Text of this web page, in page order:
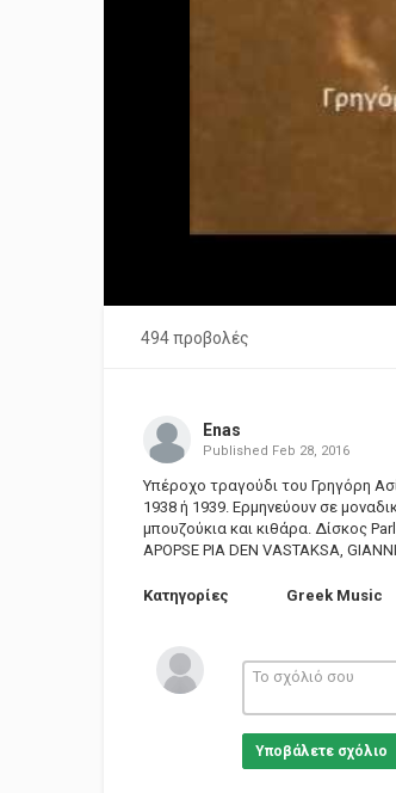
494 προβολές
Enas
Published Feb 28, 2016
Υπέροχο τραγούδι του Γρηγόρη
1938 ή 1939. Ερμηνεύουν σε
μπουζούκια και κιθάρα. Δίσκος
APOPSE PIA DEN VASTAKSA,
Κατηγορίες Greek Music
Υποβάλετε σχόλιο